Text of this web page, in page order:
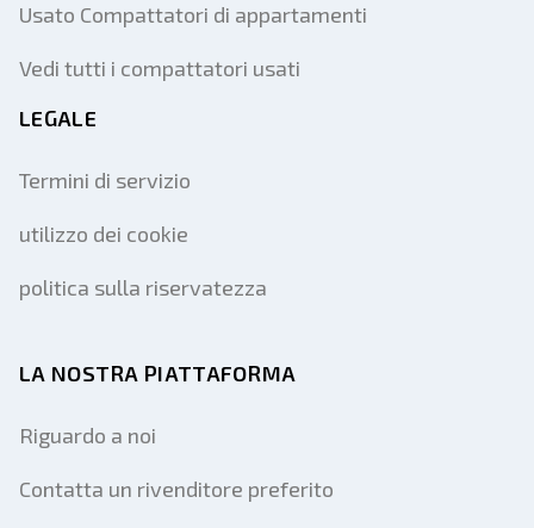
Usato Compattatori di appartamenti
Vedi tutti i compattatori usati
LEGALE
Termini di servizio
utilizzo dei cookie
politica sulla riservatezza
LA NOSTRA PIATTAFORMA
Riguardo a noi
Contatta un rivenditore preferito